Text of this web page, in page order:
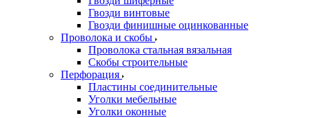
Гвозди винтовые
Гвозди финишные оцинкованные
Проволока и скобы
Проволока стальная вязальная
Скобы строительные
Перфорация
Пластины соединительные
Уголки мебельные
Уголки оконные